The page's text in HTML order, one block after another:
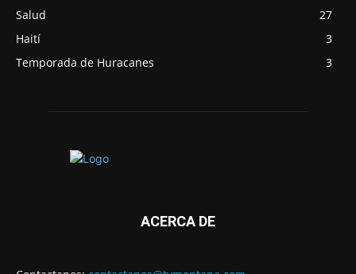
Salud
27
Haití
3
Temporada de Huracanes
3
ACERCA DE